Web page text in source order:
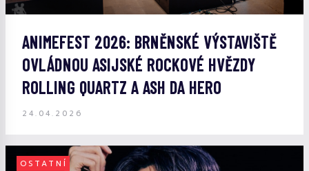
ANIMEFEST 2026: BRNĚNSKÉ VÝSTAVIŠTĚ
OVLÁDNOU ASIJSKÉ ROCKOVÉ HVĚZDY
ROLLING QUARTZ A ASH DA HERO
24.04.2026
OSTATNÍ